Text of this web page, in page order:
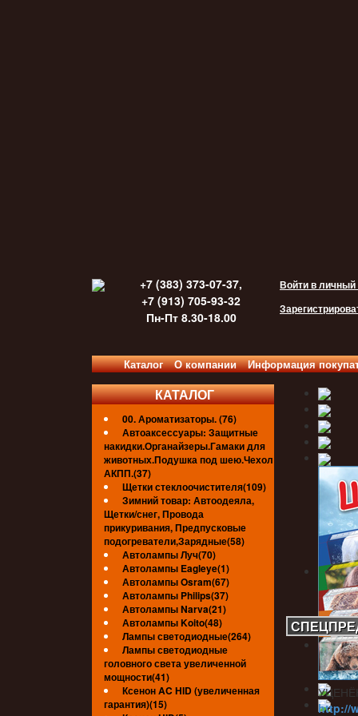
+7 (383) 373-07-37,
+7 (913) 705-93-32
Пн-Пт 8.30-18.00
Войти в личный
Каталог О компании Информация
КАТАЛОГ
00. Ароматизаторы. (76)
Автоаксессуары: Защитные
накидки.Органайзеры.Гамаки для
животных.Подушка под шею.Чехол
АКПП.(37)
Щетки стеклоочистителя(109)
Зимний товар: Автоодеяла,
Щетки/снег, Провода
прикуривания, Предпусковые
подогреватели,Зарядные(58)
Автолампы Луч(70)
Автолампы Eagleye(1)
Автолампы Osram(67)
Автолампы Philips(37)
Автолампы Narva(21)
Автолампы Koito(48)
Лампы светодиодные(264)
Лампы светодиодные
головного света увеличенной
мощности(41)
Ксенон AC HID (увеличенная
гарантия)(15)
http://